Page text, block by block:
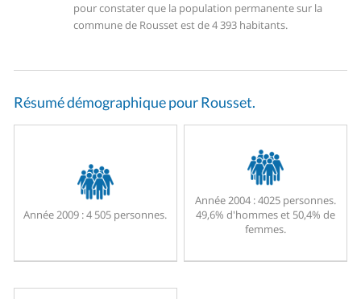
pour constater que la population permanente sur la
commune de Rousset est de 4 393 habitants.
Résumé démographique pour Rousset.
Année 2009 :4 505 personnes.
Année 2004 :4025 personnes.
49,6% d'hommes et 50,4% de
femmes.